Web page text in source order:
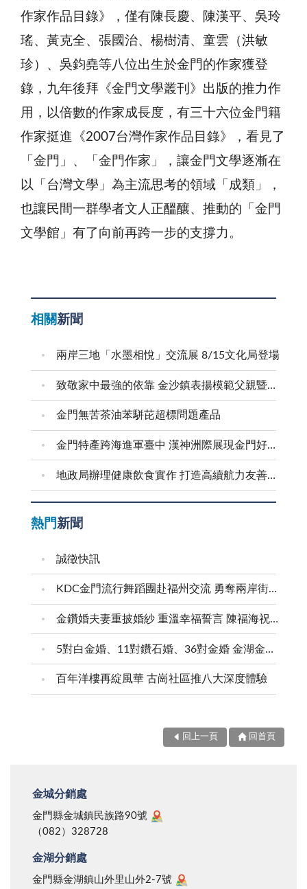
作家作品目錄》，僅有陳長慶、陳漢平、吳玲
瑤、黃克全、張國治、楊樹清、童雲（洪敏
珍）、吳鈞堯等八位出生於金門的作家獲登
錄，九年後拜《金門文學叢刊》出版的推力作
用，以倍數的作家成長度，有三十六位金門籍
作家挺進《2007台灣作家作品目錄》，看見了
「金門」、「金門作家」，讓金門文學逐漸在
以「台灣文學」為主流思考的領域「成類」，
也讓民間一群學者文人正醞釀、推動的「金門
文學館」有了向前再跨一步的支撐力。
相關新聞
兩岸三地「水墨相悅」交流展 8/15文化局登場
致敬家中最強的依靠 金沙鎮表揚模範父親暨新好爸爸
金門無苦茶油苯駢芘超標問題產品
金門特產跨海進軍臺中 漢神洲際展現金門好滋味
地政局辦理健康飲食實作 打造高續航力友善職場
熱門新聞
誠徵快訊
KDC金門流行舞蹈團赴福州交流 勇奪兩岸街舞賽三等獎
金鑽婚夫妻重披婚紗 重溫幸福誓言 陳福海祝福牽手半世紀 情深相守成典範
5對白金婚、11對鑽石婚、36對金婚 金湖金沙夫妻共享榮耀時刻 陳福海表揚金鑽婚夫妻 向半世紀相守家庭典範致敬
百年洋樓再綻風華 古崗社區推八大深度體驗
回上一頁 回首頁
金城分銷處
金門縣金城鎮民族路90號
（082）328728
金湖分銷處
金門縣金湖鎮山外里山外2-7號